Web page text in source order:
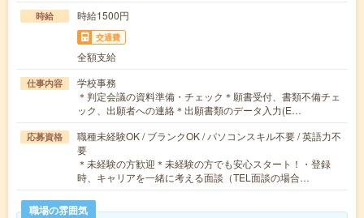
時給 時給1500円
交通費
全額支給
仕事内容
学校事務
＊判定会議の資料準備・チェック＊願書受付、書類不備チェ
ック、出願者への連絡＊出願書類のデータ入力(E…
応募資格
職種未経験OK / ブランクOK / パソコンスキル不要 / 英語力不
要
＊未経験の方歓迎＊未経験の方でも安心スタート！・登録
時、キャリアを一緒に考える面談（TEL面談の場合…
職場の雰囲気